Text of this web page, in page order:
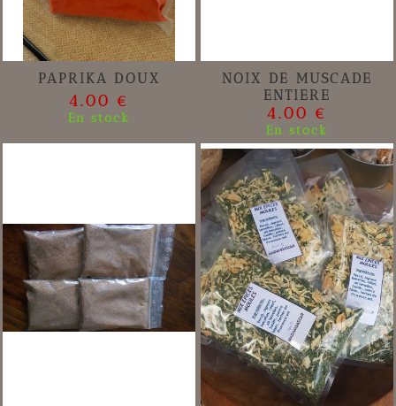
PAPRIKA DOUX
4.00 €
En stock
NOIX DE MUSCADE
ENTIERE
4.00 €
En stock